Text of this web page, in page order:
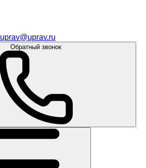
uprav@uprav.ru
Обратный звонок